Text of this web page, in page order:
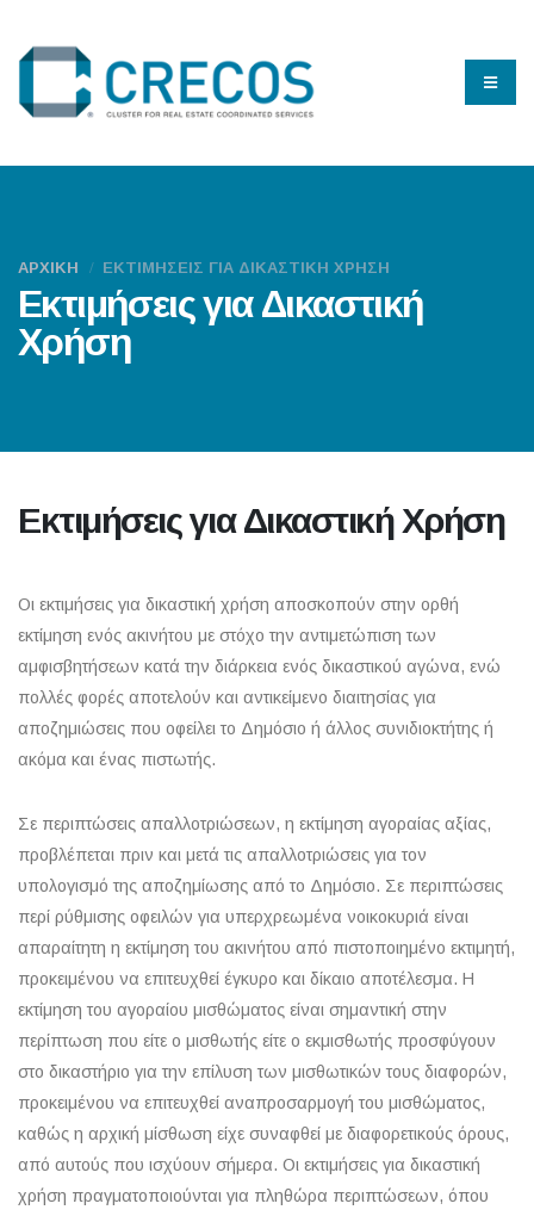
Εκτιμήσεις για Δικαστική
Χρήση
ΑΡΧΙΚΗ ΕΚΤΙΜΗΣΕΙΣ ΓΙΑ ΔΙΚΑΣΤΙΚΗ ΧΡΗΣΗ
Εκτιμήσεις για Δικαστική Χρήση
Οι εκτιμήσεις για δικαστική χρήση αποσκοπούν στην ορθή
εκτίμηση ενός ακινήτου με στόχο την αντιμετώπιση των
αμφισβητήσεων κατά την διάρκεια ενός δικαστικού αγώνα, ενώ
πολλές φορές αποτελούν και αντικείμενο διαιτησίας για
αποζημιώσεις που οφείλει το Δημόσιο ή άλλος συνιδιοκτήτης ή
ακόμα και ένας πιστωτής.
Σε περιπτώσεις απαλλοτριώσεων, η εκτίμηση αγοραίας αξίας,
προβλέπεται πριν και μετά τις απαλλοτριώσεις για τον
υπολογισμό της αποζημίωσης από το Δημόσιο. Σε περιπτώσεις
περί ρύθμισης οφειλών για υπερχρεωμένα νοικοκυριά είναι
απαραίτητη η εκτίμηση του ακινήτου από πιστοποιημένο εκτιμητή,
προκειμένου να επιτευχθεί έγκυρο και δίκαιο αποτέλεσμα. Η
εκτίμηση του αγοραίου μισθώματος είναι σημαντική στην
περίπτωση που είτε ο μισθωτής είτε ο εκμισθωτής προσφύγουν
στο δικαστήριο για την επίλυση των μισθωτικών τους διαφορών,
προκειμένου να επιτευχθεί αναπροσαρμογή του μισθώματος,
καθώς η αρχική μίσθωση είχε συναφθεί με διαφορετικούς όρους,
από αυτούς που ισχύουν σήμερα. Οι εκτιμήσεις για δικαστική
χρήση πραγματοποιούνται για πληθώρα περιπτώσεων, όπου